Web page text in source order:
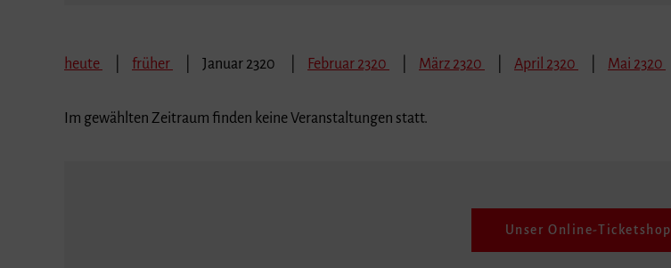
heute früher Januar 2320 Februar 2320 März 2320 April 2320 Mai 2320
Im gewählten Zeitraum finden keine Veranstaltungen statt.
Unser Online-Ticketshop